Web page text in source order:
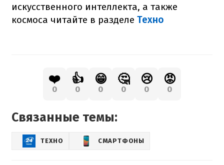
искусственного интеллекта, а также
космоса читайте в разделе Техно
❤️
0
👍
0
😁
0
🤔
0
😢
0
😡
0
Связанные темы:
ТЕХНО СМАРТФОНЫ